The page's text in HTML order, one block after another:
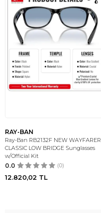
RAY-BAN
Ray-Ban RB2132F NEW WAYFARER
CLASSIC LOW BRIDGE Sunglasses
w/Official Kit
0.0 (0)
12.820,02 TL